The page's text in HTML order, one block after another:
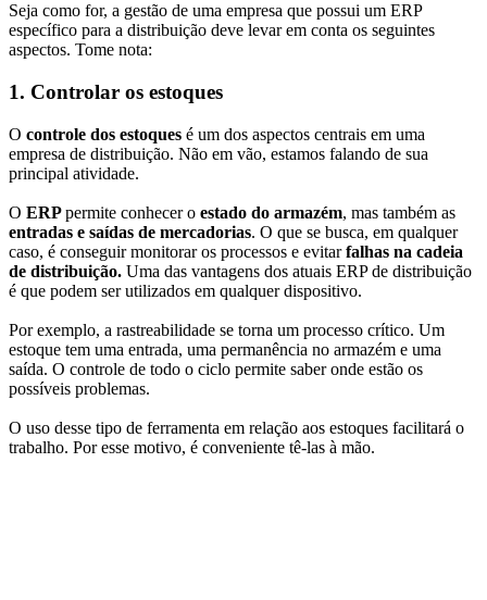
Seja como for, a gestão de uma empresa que possui um ERP
específico para a distribuição deve levar em conta os seguintes
aspectos. Tome nota:
1. Controlar os estoques
O controle dos estoques é um dos aspectos centrais em uma
empresa de distribuição. Não em vão, estamos falando de sua
principal atividade.
O ERPpermite conhecer o estado do armazém, mas também as
entradas e saídas de mercadorias. O que se busca, em qualquer
caso, é conseguir monitorar os processos e evitarfalhas na cadeia
de distribuição. Uma das vantagens dos atuais ERP de distribuição
é que podem ser utilizados em qualquer dispositivo.
Por exemplo, a rastreabilidade se torna um processo crítico. Um
estoque tem uma entrada, uma permanência no armazém e uma
saída. O controle de todo o ciclo permite saber onde estão os
possíveis problemas.
O uso desse tipo de ferramenta em relação aos estoques facilitará o
trabalho. Por esse motivo, é conveniente tê-las à mão.